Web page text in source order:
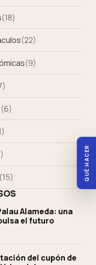
QUÉ HACER
(18)
(22)
(9)
)
(6)
)
)
(15)
Alameda: una
el futuro
del cupón de